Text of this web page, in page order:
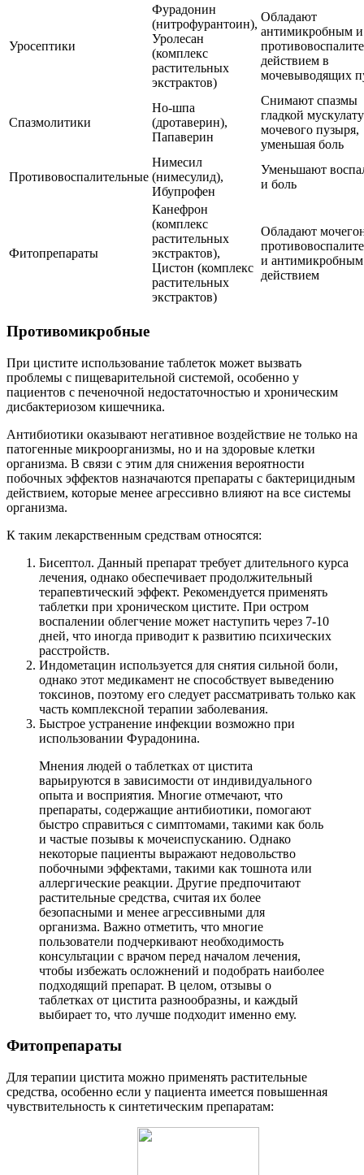
Уросептики
Фурадонин
(нитрофурантоин),
Уролесан
(комплекс
растительных
экстрактов)
Обладают
антимикробным и
действием в
мочевыводящих
Спазмолитики
Но-шпа
(дротаверин),
Папаверин
Снимают спазмы
гладкой
мочевого пузыря,
уменьшая боль
Противовоспалительные
Нимесил
(нимесулид),
Ибупрофен
Уменьшают
и боль
Фитопрепараты
Канефрон
(комплекс
растительных
экстрактов),
Цистон (комплекс
растительных
экстрактов)
Обладают
и антимикробным
действием
Противомикробные
При цистите использование таблеток может вызвать
проблемы с пищеварительной системой, особенно у
пациентов с печеночной недостаточностью и хроническим
дисбактериозом кишечника.
Антибиотики оказывают негативное воздействие не только на
патогенные микроорганизмы, но и на здоровые клетки
организма. В связи с этим для снижения вероятности
побочных эффектов назначаются препараты с бактерицидным
действием, которые менее агрессивно влияют на все системы
организма.
К таким лекарственным средствам относятся:
Бисептол. Данный препарат требует длительного курса
лечения, однако обеспечивает продолжительный
терапевтический эффект. Рекомендуется применять
таблетки при хроническом цистите. При остром
воспалении облегчение может наступить через 7-10
дней, что иногда приводит к развитию психических
расстройств.
Индометацин используется для снятия сильной боли,
однако этот медикамент не способствует выведению
токсинов, поэтому его следует рассматривать только как
часть комплексной терапии заболевания.
Быстрое устранение инфекции возможно при
использовании Фурадонина.
Мнения людей о таблетках от цистита
варьируются в зависимости от индивидуального
опыта и восприятия. Многие отмечают, что
препараты, содержащие антибиотики, помогают
быстро справиться с симптомами, такими как боль
и частые позывы к мочеиспусканию. Однако
некоторые пациенты выражают недовольство
побочными эффектами, такими как тошнота или
аллергические реакции. Другие предпочитают
растительные средства, считая их более
безопасными и менее агрессивными для
организма. Важно отметить, что многие
пользователи подчеркивают необходимость
консультации с врачом перед началом лечения,
чтобы избежать осложнений и подобрать наиболее
подходящий препарат. В целом, отзывы о
таблетках от цистита разнообразны, и каждый
выбирает то, что лучше подходит именно ему.
Фитопрепараты
Для терапии цистита можно применять растительные
средства, особенно если у пациента имеется повышенная
чувствительность к синтетическим препаратам: